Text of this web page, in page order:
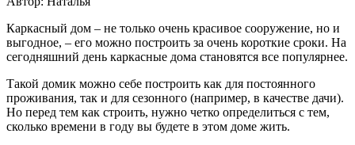
Каркасный дом – не только очень красивое сооружение, но и
выгодное, – его можно построить за очень короткие сроки. На
сегодняшний день каркасные дома становятся все популярнее.
Такой домик можно себе построить как для постоянного
проживания, так и для сезонного (например, в качестве дачи).
Но перед тем как строить, нужно четко определиться с тем,
сколько времени в году вы будете в этом доме жить.